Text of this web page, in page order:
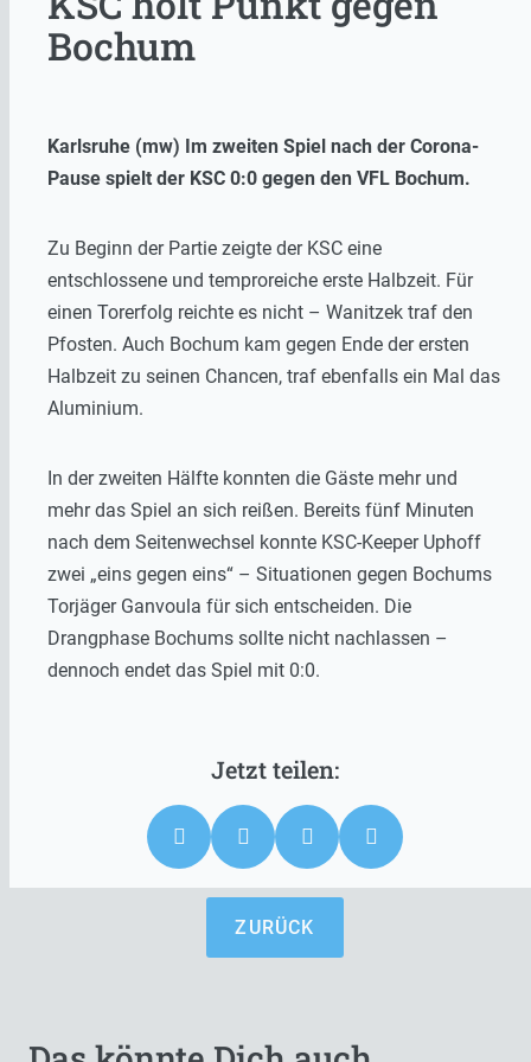
Bochum
Karlsruhe (mw) Im zweiten Spiel nach der Corona-
Pause spielt der KSC 0:0 gegen den VFL Bochum.
Zu Beginn der Partie zeigte der KSC eine
entschlossene und temproreiche erste Halbzeit. Für
einen Torerfolg reichte es nicht – Wanitzek traf den
Pfosten. Auch Bochum kam gegen Ende der ersten
Halbzeit zu seinen Chancen, traf ebenfalls ein Mal das
Aluminium.
In der zweiten Hälfte konnten die Gäste mehr und
mehr das Spiel an sich reißen. Bereits fünf Minuten
nach dem Seitenwechsel konnte KSC-Keeper Uphoff
zwei „eins gegen eins“ – Situationen gegen Bochums
Torjäger Ganvoula für sich entscheiden. Die
Drangphase Bochums sollte nicht nachlassen –
dennoch endet das Spiel mit 0:0.
ZURÜCK